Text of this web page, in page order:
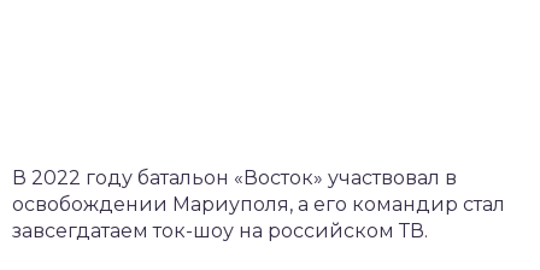
В 2022 году батальон «Восток» участвовал в
освобождении Мариуполя, а его командир стал
завсегдатаем ток-шоу на российском ТВ.